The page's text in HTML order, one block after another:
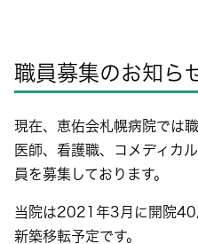
職員募集のお知ら
現在、恵佑会札幌病院では
医師、看護職、コメディカ
員を募集しております。
当院は2021年3月に開院40
新築移転予定です。